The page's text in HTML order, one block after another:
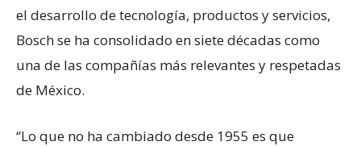
el desarrollo de tecnología, productos y servicios,
Bosch se ha consolidado en siete décadas como
una de las compañías más relevantes y respetadas
de México.
‘‘Lo que no ha cambiado desde 1955 es que